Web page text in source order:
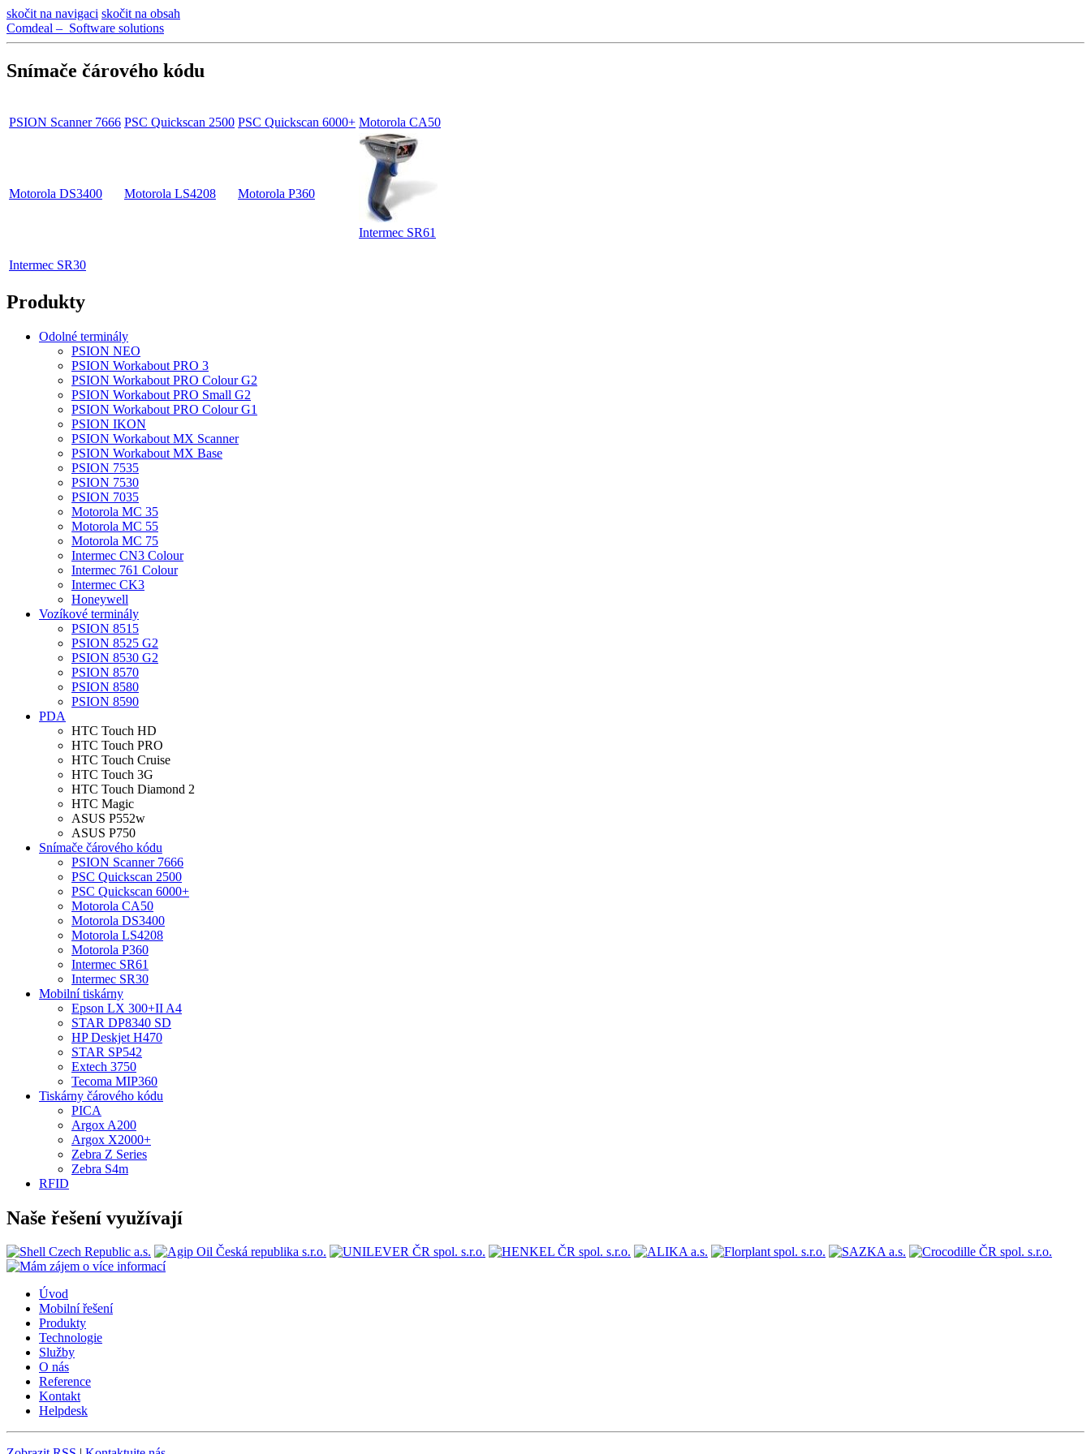
skočit na navigaci skočit na obsah
Comdeal – Software solutions
Snímače čárového kódu
PSION Scanner 7666 PSC Quickscan 2500 PSC Quickscan 6000+ Motorola CA50
Motorola DS3400 Motorola LS4208 Motorola P360
Intermec SR61
Intermec SR30
Produkty
Odolné terminály
PSION NEO
PSION Workabout PRO 3
PSION Workabout PRO Colour G2
PSION Workabout PRO Small G2
PSION Workabout PRO Colour G1
PSION IKON
PSION Workabout MX Scanner
PSION Workabout MX Base
PSION 7535
PSION 7530
PSION 7035
Motorola MC 35
Motorola MC 55
Motorola MC 75
Intermec CN3 Colour
Intermec 761 Colour
Intermec CK3
Honeywell
Vozíkové terminály
PSION 8515
PSION 8525 G2
PSION 8530 G2
PSION 8570
PSION 8580
PSION 8590
PDA
HTC Touch HD
HTC Touch PRO
HTC Touch Cruise
HTC Touch 3G
HTC Touch Diamond 2
HTC Magic
ASUS P552w
ASUS P750
Snímače čárového kódu
PSION Scanner 7666
PSC Quickscan 2500
PSC Quickscan 6000+
Motorola CA50
Motorola DS3400
Motorola LS4208
Motorola P360
Intermec SR61
Intermec SR30
Mobilní tiskárny
Epson LX 300+II A4
STAR DP8340 SD
HP Deskjet H470
STAR SP542
Extech 3750
Tecoma MIP360
Tiskárny čárového kódu
PICA
Argox A200
Argox X2000+
Zebra Z Series
Zebra S4m
RFID
Naše řešení využívají
Úvod
Mobilní řešení
Produkty
Technologie
Služby
O nás
Reference
Kontakt
Helpdesk